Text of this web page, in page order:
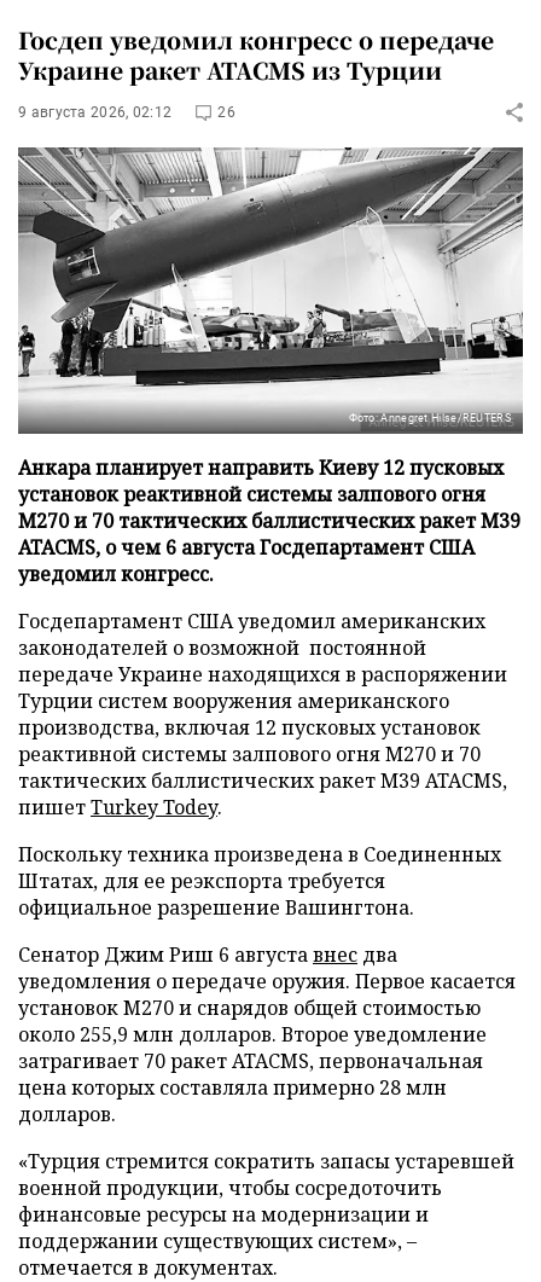
Госдеп уведомил конгресс о передаче
Украине ракет ATACMS из Турции
9 августа 2026, 02:12 26
Фото: Annegret Hilse/REUTERS
Анкара планирует направить Киеву 12 пусковых
установок реактивной системы залпового огня
М270 и 70 тактических баллистических ракет М39
ATACMS, о чем 6 августа Госдепартамент США
уведомил конгресс.
Госдепартамент США уведомил американских
законодателей о возможной постоянной
передаче Украине находящихся в распоряжении
Турции систем вооружения американского
производства, включая 12 пусковых установок
реактивной системы залпового огня М270 и 70
тактических баллистических ракет М39 ATACMS,
пишетTurkey Todey.
Поскольку техника произведена в Соединенных
Штатах, для ее реэкспорта требуется
официальное разрешение Вашингтона.
Сенатор Джим Риш 6 августавнес два
уведомления о передаче оружия. Первое касается
установок M270 и снарядов общей стоимостью
около 255,9 млн долларов. Второе уведомление
затрагивает 70 ракет ATACMS, первоначальная
цена которых составляла примерно 28 млн
долларов.
«Турция стремится сократить запасы устаревшей
военной продукции, чтобы сосредоточить
финансовые ресурсы на модернизации и
поддержании существующих систем», –
отмечается в документах.